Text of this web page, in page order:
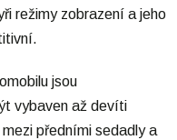
režimy zobrazení a jeho
jsou
vybaven až devíti
předními sedadly a